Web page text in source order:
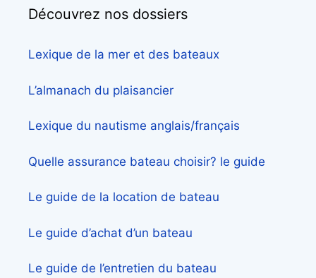
Découvrez nos dossiers
Lexique de la mer et des bateaux
L’almanach du plaisancier
Lexique du nautisme anglais/français
Quelle assurance bateau choisir? le guide
Le guide de la location de bateau
Le guide d’achat d’un bateau
Le guide de l’entretien du bateau